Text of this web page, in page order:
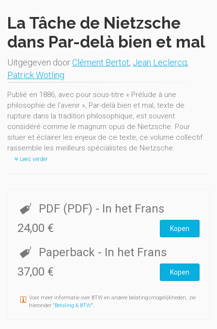
La Tâche de Nietzsche
dans Par-delà bien et mal
Uitgegeven doorClément Bertot, Jean Leclercq,
Patrick Wotling
Publié en 1886, avec pour sous-titre « Prélude à une
philosophie de l'avenir », Par-delà bien et mal, texte de
rupture dans la tradition philosophique, est souvent
considéré comme le magnum opus de Nietzsche. Pour
situer et éclairer les enjeux de ce texte, ce volume collectif
rassemble les meilleurs spécialistes de Nietzsche.
Lees verder
PDF (PDF) - In het Frans
24,00 €
Kopen
Paperback - In het Frans
37,00 €
Kopen
Voor meer informatie over BTW en andere belatingsmogelijkheden, zie
hieronder "Betaling & BTW".